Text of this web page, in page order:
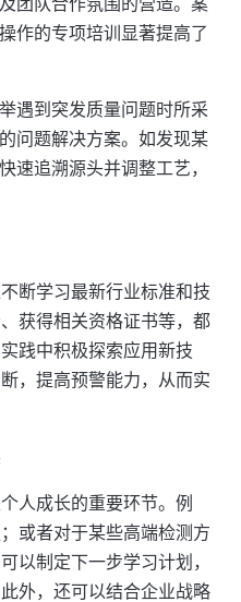
团队合作氛围的营造。案
作的专项培训显著提高了
遇到突发质量问题时所采
问题解决方案。如发现某
速追溯源头并调整工艺，
断学习最新行业标准和技
获得相关资格证书等，都
践中积极探索应用新技
，提高预警能力，从而实
人成长的重要环节。例
或者对于某些高端检测方
以制定下一步学习计划，
外，还可以结合企业战略